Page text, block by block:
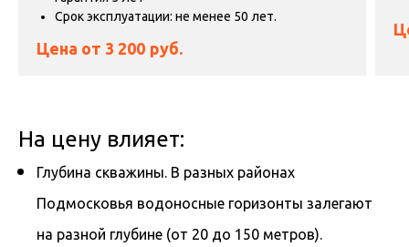
Срок эксплуатации: не менее 50 лет.
Цена от 3 200 руб.
На цену влияет:
Глубина скважины. В разных районах
Подмосковья водоносные горизонты залегают
на разной глубине (от 20 до 150 метров).